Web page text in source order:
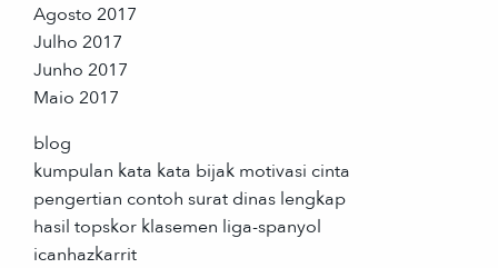
Agosto 2017
Julho 2017
Junho 2017
Maio 2017
blog
kumpulan kata kata bijak motivasi cinta
pengertian contoh surat dinas lengkap
hasil topskor klasemen liga-spanyol
icanhazkarrit